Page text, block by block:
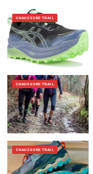
CHAUSSURE TRAIL
CHAUSSURE TRAIL
CHAUSSURE TRAIL